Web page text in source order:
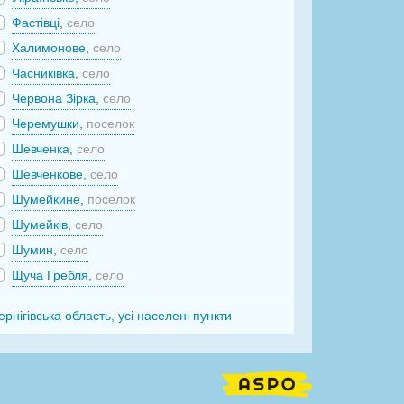
Фастівці,село
Халимонове,село
Часниківка,село
Червона Зірка,село
Черемушки, поселок
Шевченка,село
Шевченкове,село
Шумейкине, поселок
Шумейків,село
Шумин,село
Щуча Гребля,село
область, усі населені пункти